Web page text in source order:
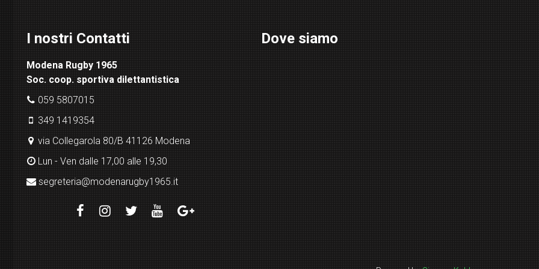
I nostri Contatti
Modena Rugby 1965
Soc. coop. sportiva dilettantistica
059 5807015
349 1419354
via Collegarola 80/B 41126 Modena
Lun - Ven dalle 17,00 alle 19,30
segreteria@modenarugby1965.it
Dove siamo